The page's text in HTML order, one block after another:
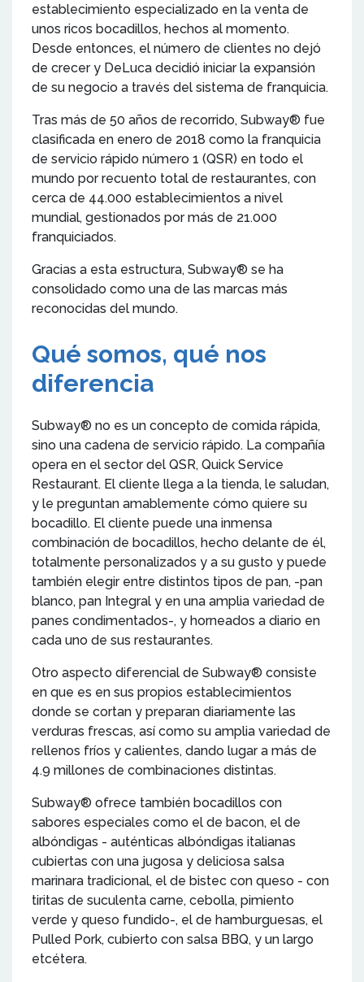
establecimiento especializado en la venta de
unos ricos bocadillos, hechos al momento.
Desde entonces, el número de clientes no dejó
de crecer y DeLuca decidió iniciar la expansión
de su negocio a través del sistema de franquicia.
Tras más de 50 años de recorrido, Subway® fue
clasificada en enero de 2018 como la franquicia
de servicio rápido número 1 (QSR) en todo el
mundo por recuento total de restaurantes, con
cerca de 44.000 establecimientos a nivel
mundial, gestionados por más de 21.000
franquiciados.
Gracias a esta estructura, Subway® se ha
consolidado como una de las marcas más
reconocidas del mundo.
Qué somos, qué nos
diferencia
Subway® no es un concepto de comida rápida,
sino una cadena de servicio rápido. La compañía
opera en el sector del QSR, Quick Service
Restaurant. El cliente llega a la tienda, le saludan,
y le preguntan amablemente cómo quiere su
bocadillo. El cliente puede una inmensa
combinación de bocadillos, hecho delante de él,
totalmente personalizados y a su gusto y puede
también elegir entre distintos tipos de pan, -pan
blanco, pan Integral y en una amplia variedad de
panes condimentados-, y horneados a diario en
cada uno de sus restaurantes.
Otro aspecto diferencial de Subway® consiste
en que es en sus propios establecimientos
donde se cortan y preparan diariamente las
verduras frescas, así como su amplia variedad de
rellenos fríos y calientes, dando lugar a más de
4.9 millones de combinaciones distintas.
Subway® ofrece también bocadillos con
sabores especiales como el de bacon, el de
albóndigas - auténticas albóndigas italianas
cubiertas con una jugosa y deliciosa salsa
marinara tradicional, el de bistec con queso - con
tiritas de suculenta carne, cebolla, pimiento
verde y queso fundido-, el de hamburguesas, el
Pulled Pork, cubierto con salsa BBQ, y un largo
etcétera.